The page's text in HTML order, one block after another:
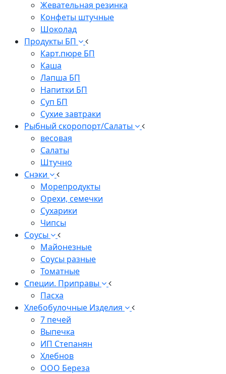
Жевательная резинка
Конфеты штучные
Шоколад
Продукты БП
Карт.пюре БП
Каша
Лапша БП
Напитки БП
Суп БП
Сухие завтраки
Рыбный скоропорт/Салаты
весовая
Салаты
Штучно
Снэки
Морепродукты
Орехи, семечки
Сухарики
Чипсы
Соусы
Майонезные
Соусы разные
Томатные
Специи. Приправы
Пасха
Хлебобулочные Изделия
7 печей
Выпечка
ИП Степанян
Хлебнов
ООО Береза